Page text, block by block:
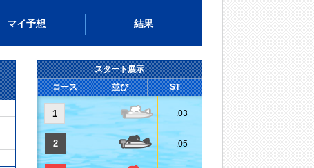
マイ予想 結果
スタート展示
コース
並び ST
1 .03
2 .05